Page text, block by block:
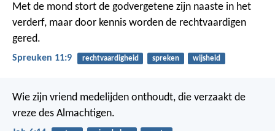
Met de mond stort de godvergetene zijn naaste in het
verderf, maar door kennis worden de rechtvaardigen
gered.
Spreuken 11:9 rechtvaardigheid spreken wijsheid
Wie zijn vriend medelijden onthoudt, die verzaakt de
vreze des Almachtigen.